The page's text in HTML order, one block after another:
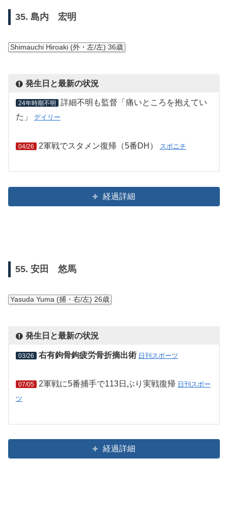
35. 島内 宏明
Shimauchi Hiroaki (外・左/左) 36歳
発生日と最新の状況
24年時期不明 詳細不明も監督「痛いところを抱えてい
た」 デイリー
04/26 2軍戦でスタメン復帰（5番DH） スポニチ
経過詳細
55. 安田 悠馬
Yasuda Yuma (捕・右/左) 26歳
発生日と最新の状況
03/26 右有鉤骨鉤疲労骨折摘出術 日刊スポーツ
07/05 2軍戦に5番捕手で113日ぶり実戦復帰 日刊スポー
ツ
経過詳細